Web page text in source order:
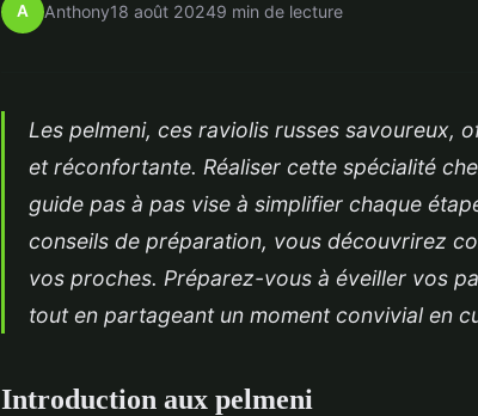
A Anthony18 août 20249 min de lecture
Les pelmeni, ces raviolis russes savoureux,
et réconfortante. Réaliser cette spécialité
guide pas à pas vise à simplifier chaque
conseils de préparation, vous découvrirez
vos proches. Préparez-vous à éveiller vos
tout en partageant un moment convivial en
Introduction aux pelmeni